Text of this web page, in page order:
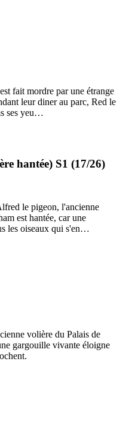
fait mordre par une étrange
leur diner au parc, Red le
ses yeu…
hantée) S1 (17/26)
le pigeon, l'ancienne
est hantée, car une
les oiseaux qui s'en…
volière du Palais de
gargouille vivante éloigne